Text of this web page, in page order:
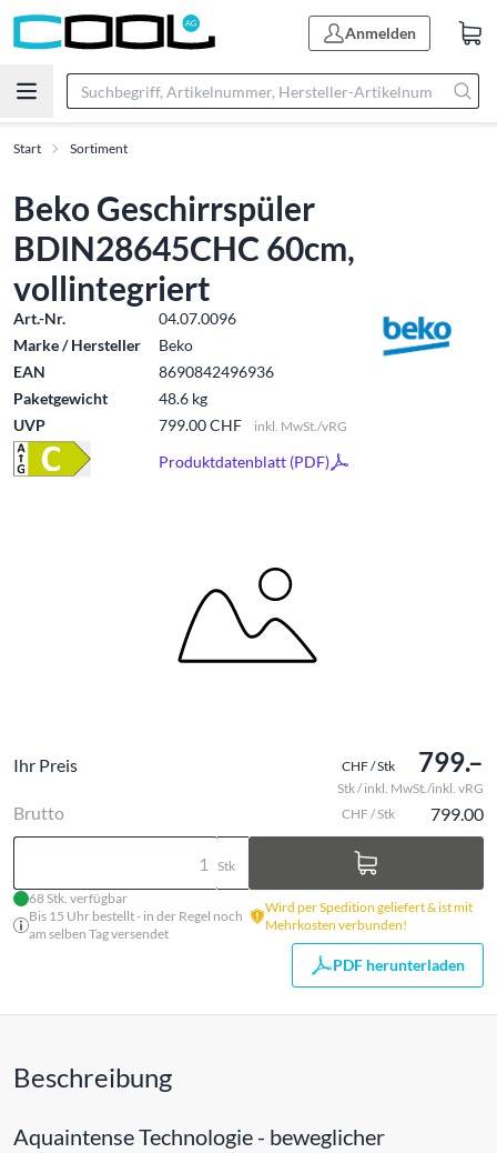
Anmelden
Start Sortiment
Beko Geschirrspüler
BDIN28645CHC 60cm,
vollintegriert
Art.-Nr.
04.07.0096
Marke / Hersteller
Beko
EAN
8690842496936
Paketgewicht
48.6 kg
UVP
799.00 CHF inkl. MwSt./vRG
Produktdatenblatt (PDF)
Ihr Preis CHF / Stk 799.–
Stk / inkl. MwSt./inkl. vRG
Brutto CHF / Stk 799.00
Stk
68 Stk. verfügbar
Bis 15 Uhr bestellt - in der Regel noch
am selben Tag versendet
Wird per Spedition geliefert & ist mit
Mehrkosten verbunden!
PDF herunterladen
Beschreibung
Aquaintense Technologie - beweglicher